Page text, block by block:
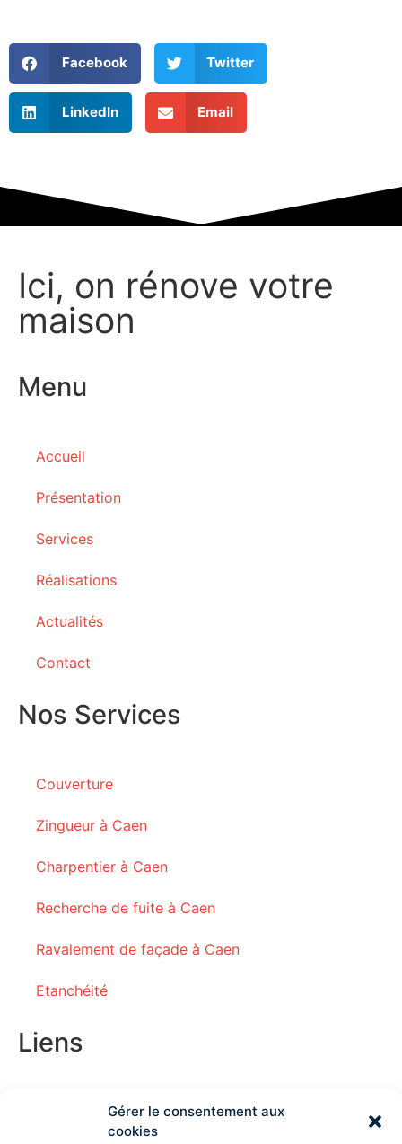
Gérer le consentement aux
cookies
Facebook Twitter
LinkedIn Email
Ici, on rénove votre
maison
Menu
Accueil
Présentation
Services
Réalisations
Actualités
Contact
Nos Services
Couverture
Zingueur à Caen
Charpentier à Caen
Recherche de fuite à Caen
Ravalement de façade à Caen
Etanchéité
Liens
Couvreur Deauville